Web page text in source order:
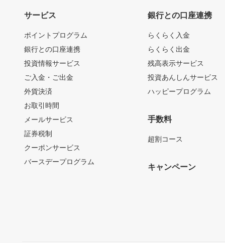
サービス
ポイントプログラム
銀行との口座連携
投資情報サービス
ご入金・ご出金
外貨決済
お取引時間
メールサービス
証券税制
クーポンサービス
バースデープログラム
銀行との口座連携
らくらく入金
らくらく出金
残高表示サービス
投資あんしんサービス
ハッピープログラム
手数料
超割コース
キャンペーン